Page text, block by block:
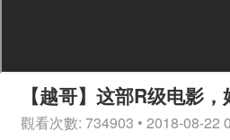
【越哥】这部R级电影
觀看次數: 734903 • 2018-08-22